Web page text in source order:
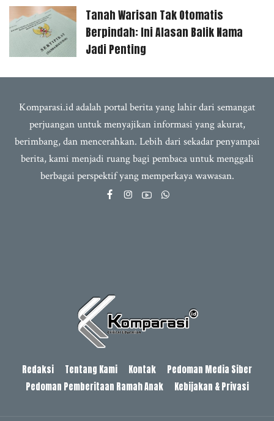
Tanah Warisan Tak Otomatis
Berpindah: Ini Alasan Balik Nama
Jadi Penting
Komparasi.id adalah portal berita yang lahir dari semangat
perjuangan untuk menyajikan informasi yang akurat,
berimbang, dan mencerahkan. Lebih dari sekadar penyampai
berita, kami menjadi ruang bagi pembaca untuk menggali
berbagai perspektif yang memperkaya wawasan.
Redaksi Tentang Kami Kontak
Pedoman Media Siber
Pedoman Pemberitaan Ramah Anak
Kebijakan & Privasi